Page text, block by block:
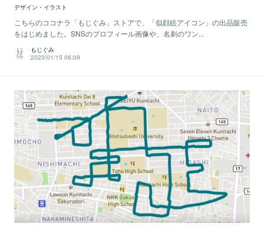
デザイン・イラスト
こちらのココナラ「もじぐみ」ストアで、「似顔絵アイコン」の出品販売
をはじめました。SNSのプロフィール画像や、名刺のワン...
もじぐみ
2023/01/15 06:09